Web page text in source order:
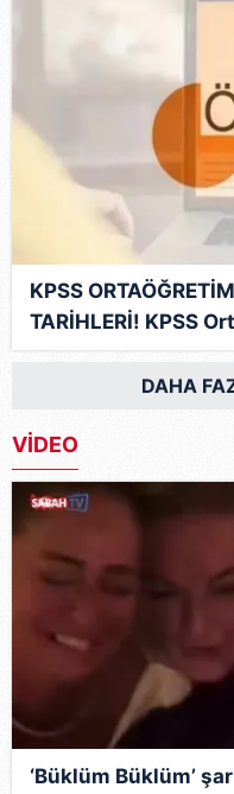
KPSS
TARİHLERİ! KPSS
saat kaçta?
DAHA
VİDEO
‘Büklüm Büklüm’